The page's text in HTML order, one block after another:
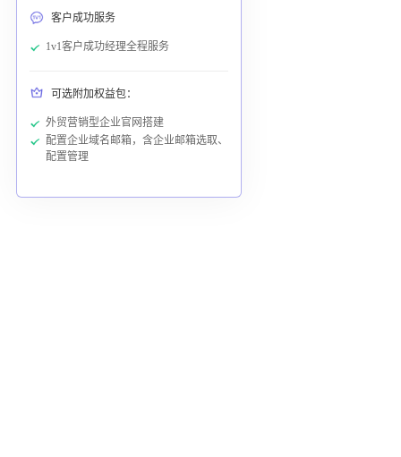
客户成功服务
1v1客户成功经理全程服务
可选附加权益包：
外贸营销型企业官网搭建
配置企业域名邮箱，含企业邮箱选取、
配置管理